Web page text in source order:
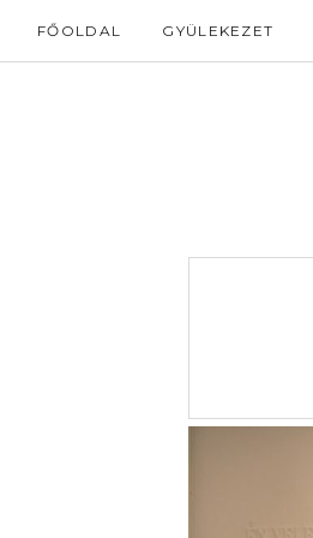
FŐOLDAL GYÜLEKEZET